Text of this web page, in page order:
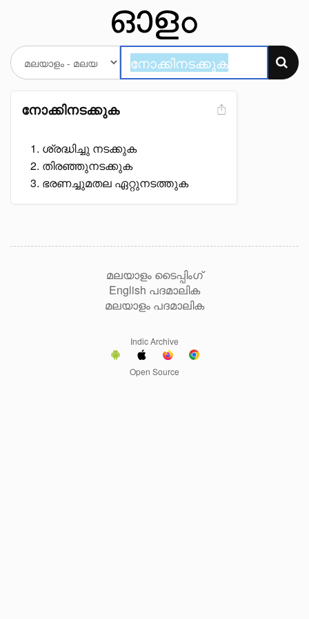
നോക്കിനടക്കുക
ശ്രദ്ധിച്ചു നടക്കുക
തിരഞ്ഞുനടക്കുക
ഭരണച്ചുമതല ഏറ്റുനടത്തുക
മലയാളം ടൈപ്പിംഗ്
English പദമാലിക
മലയാളം പദമാലിക
Indic Archive
Open Source